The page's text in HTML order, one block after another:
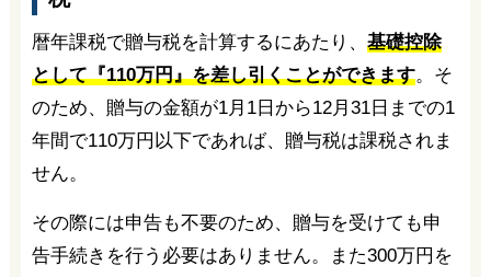
暦年課税で贈与税を計算するにあたり、 基礎控除
として『110万円』を差し引くことができます。そ
のため、贈与の金額が1月1日から12月31日までの1
年間で110万円以下であれば、贈与税は課税されま
せん。
その際には申告も不要のため、贈与を受けても申
告手続きを行う必要はありません。また300万円を